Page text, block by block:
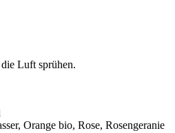
Luft sprühen.
Orange bio, Rose, Rosengeranie